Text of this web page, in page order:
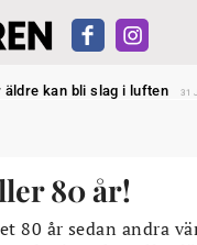
äldre kan bli slag i luften
31
för rätt till garantipension
av garantipensionen
sommarpratar
äldre kan bli slag i luften 31
80 år!
80 år sedan andra